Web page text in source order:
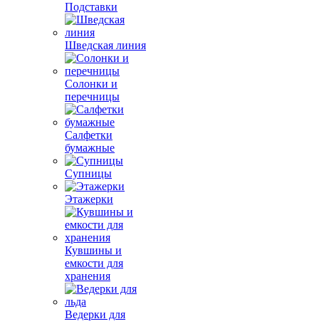
Подставки
Шведская линия
Солонки и
перечницы
Салфетки
бумажные
Супницы
Этажерки
Кувшины и
емкости для
хранения
Ведерки для